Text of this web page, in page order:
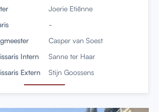
Joerie Etiënne
-
Casper van Soest
Intern
Sanne ter Haar
Extern
Stijn Goossens